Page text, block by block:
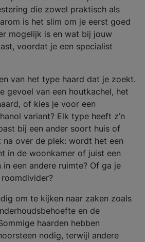
die zowel praktisch als
is het slim om je eerst goed
mogelijk is en wat bij jouw
voordat je een specialist
van het type haard dat je zoekt.
gevoel van een houtkachel, het
of kies je voor een
variant? Elk type heeft z’n
bij een ander soort huis of
na over de plek: wordt het een
in de woonkamer of juist een
een andere ruimte? Of ga je
om te kijken naar zaken zoals
en de
haarden hebben
nodig, terwijl andere